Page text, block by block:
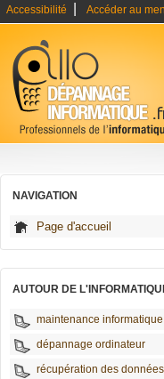
Accessibilité Accéder au
NAVIGATION
Page d'accueil
AUTOUR DE
maintenance informatique
dépannage ordinateur
récupération des données